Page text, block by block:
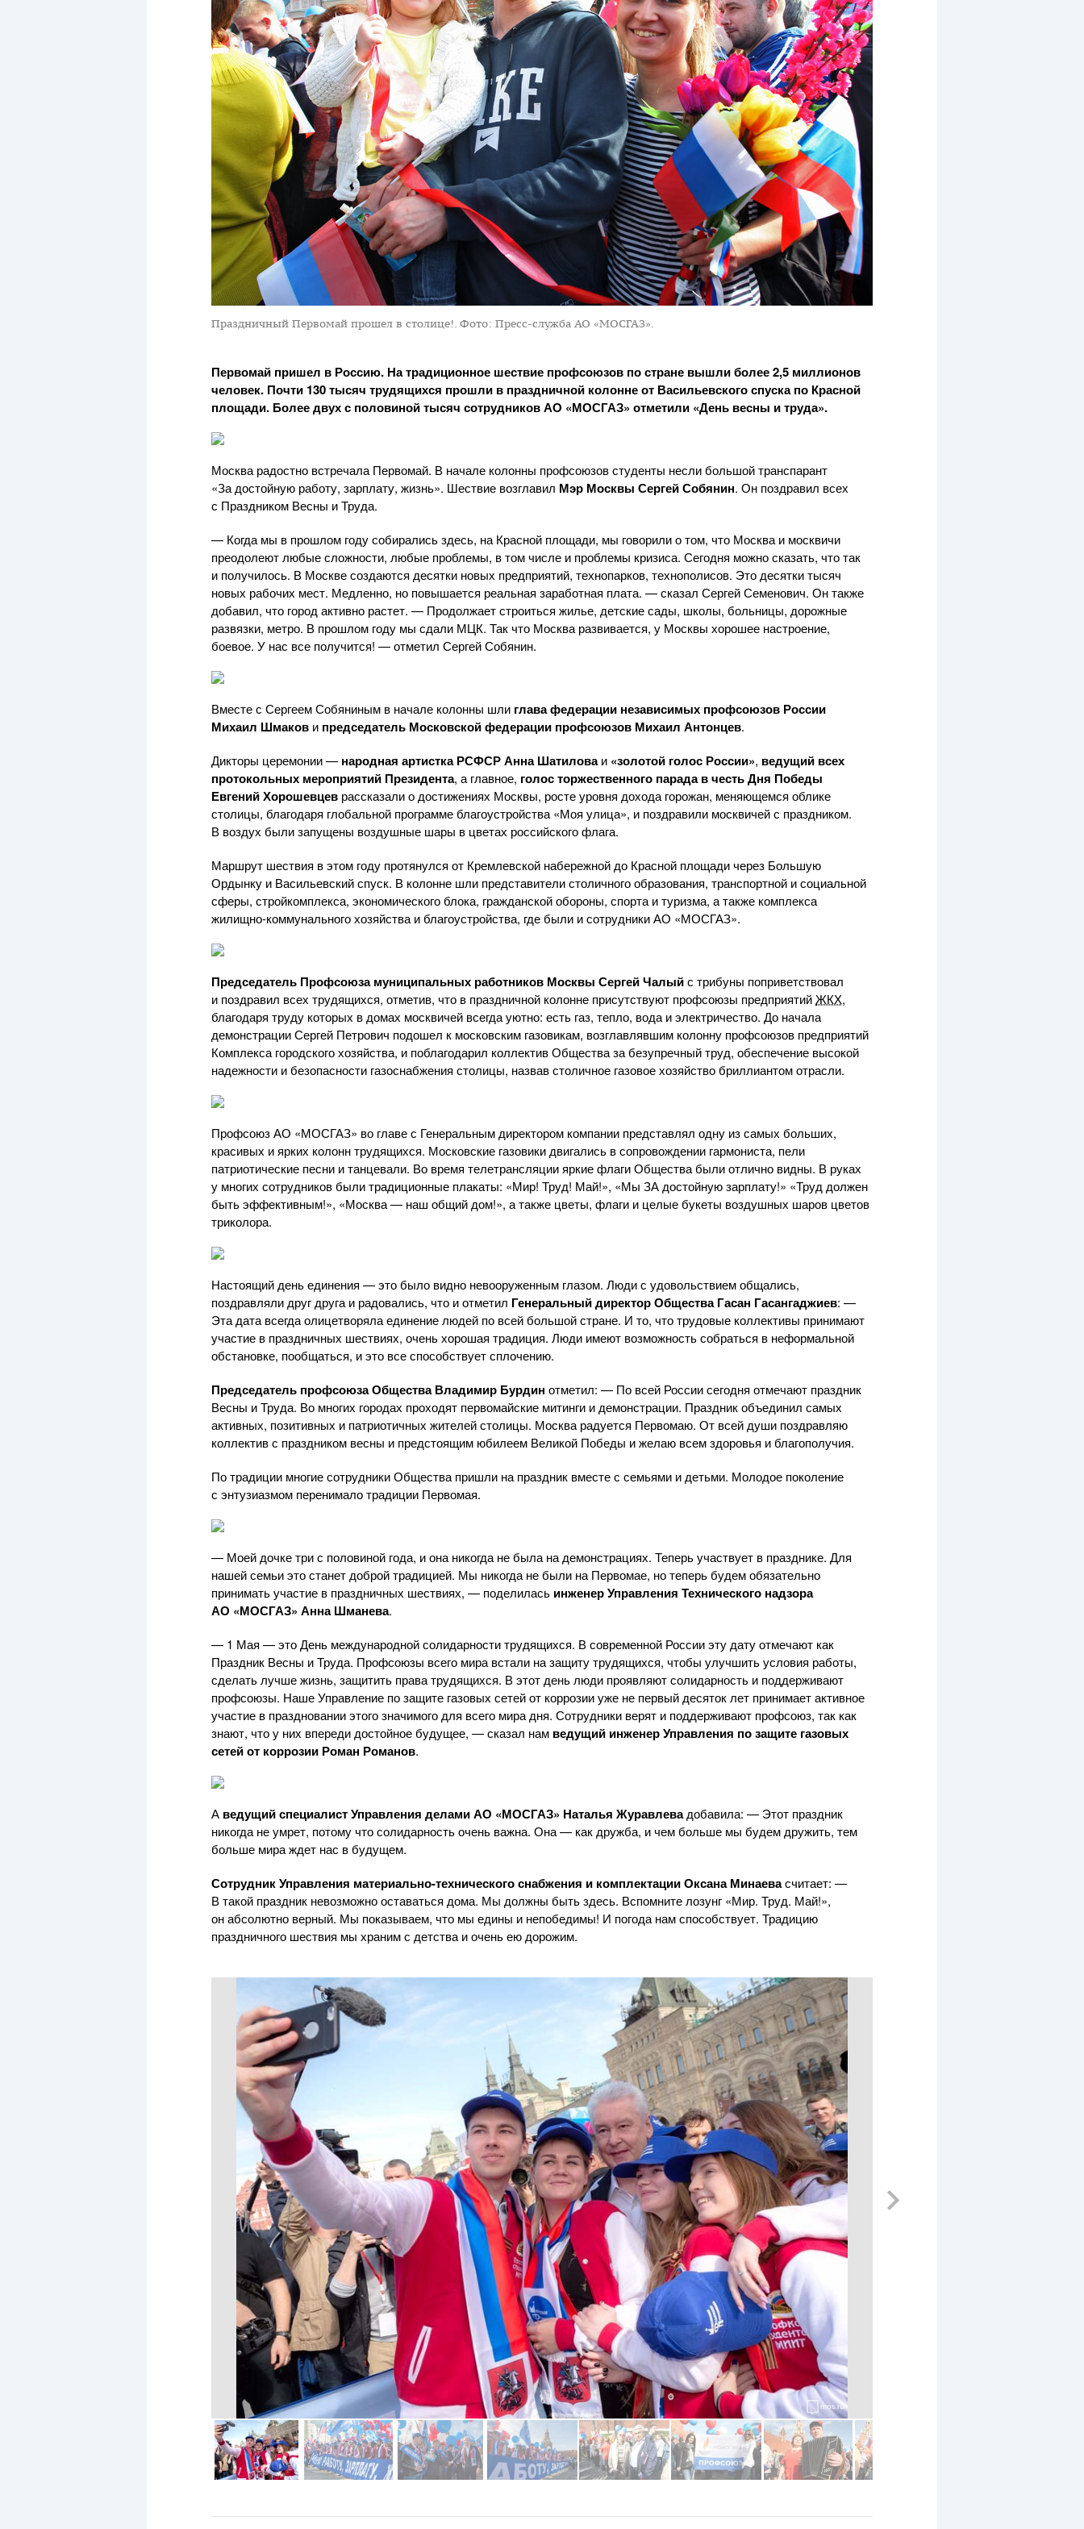
Праздничный Первомай прошел в столице!. Фото: Пресс-служба АО «МОСГАЗ».
Первомай пришел в Россию. На традиционное шествие профсоюзов по стране вышли более 2,5 миллионов
человек. Почти 130 тысяч трудящихся прошли в праздничной колонне от Васильевского спуска по Красной
площади. Более двух с половиной тысяч сотрудниковАО «МОСГАЗ» отметили «День весны и труда».
Москва радостно встречала Первомай. В начале колонны профсоюзов студенты несли большой транспарант
«За достойную работу, зарплату, жизнь». Шествие возглавил Мэр Москвы Сергей Собянин. Он поздравил всех
с Праздником Весны и Труда.
— Когда мы в прошлом году собирались здесь, на Красной площади, мы говорили о том, что Москва и москвичи
преодолеют любые сложности, любые проблемы, в том числе и проблемы кризиса. Сегодня можно сказать, что так
и получилось. В Москве создаются десятки новых предприятий, технопарков, технополисов. Это десятки тысяч
новых рабочих мест. Медленно, но повышается реальная заработная плата. — сказал Сергей Семенович. Он также
добавил, что город активно растет. — Продолжает строиться жилье, детские сады, школы, больницы, дорожные
развязки, метро. В прошлом году мы сдали МЦК. Так что Москва развивается, у Москвы хорошее настроение,
боевое. У нас все получится! — отметил Сергей Собянин.
Вместе с Сергеем Собяниным в начале колонны шли глава федерации независимых профсоюзов России
Михаил Шмаков и председатель Московской федерации профсоюзов Михаил Антонцев.
Дикторы церемонии — народная артистка РСФСР Анна Шатиловаи «золотой голос России», ведущий всех
протокольных мероприятий Президента, а главное, голос торжественного парада в честь Дня Победы
Евгений Хорошевцев рассказали о достижениях Москвы, росте уровня дохода горожан, меняющемся облике
столицы, благодаря глобальной программе благоустройства «Моя улица», и поздравили москвичей с праздником.
В воздух были запущены воздушные шары в цветах российского флага.
Маршрут шествия в этом году протянулся от Кремлевской набережной до Красной площади через Большую
Ордынку и Васильевский спуск. В колонне шли представители столичного образования, транспортной и социальной
сферы, стройкомплекса, экономического блока, гражданской обороны, спорта и туризма, а также комплекса
жилищно-коммунальногохозяйства и благоустройства, где были и сотрудникиАО «МОСГАЗ».
Председатель Профсоюза муниципальных работников Москвы Сергей Чалыйс трибуны поприветствовал
и поздравил всех трудящихся, отметив, что в праздничной колонне присутствуют профсоюзы предприятийЖКХ,
благодаря труду которых в домах москвичей всегда уютно: есть газ, тепло, вода и электричество. До начала
демонстрации Сергей Петрович подошел к московским газовикам, возглавлявшим колонну профсоюзов предприятий
Комплекса городского хозяйства, и поблагодарил коллектив Общества за безупречный труд, обеспечение высокой
надежности и безопасности газоснабжения столицы, назвав столичное газовое хозяйство бриллиантом отрасли.
ПрофсоюзАО «МОСГАЗ» во главе с Генеральным директором компании представлял одну из самых больших,
красивых и ярких колонн трудящихся. Московские газовики двигались в сопровождении гармониста, пели
патриотические песни и танцевали. Во время телетрансляции яркие флаги Общества были отлично видны. В руках
у многих сотрудников были традиционные плакаты: «Мир! Труд! Май!», «Мы ЗА достойную зарплату!» «Труд должен
быть эффективным!», «Москва — наш общий дом!», а также цветы, флаги и целые букеты воздушных шаров цветов
триколора.
Настоящий день единения — это было видно невооруженным глазом. Люди с удовольствием общались,
поздравляли друг друга и радовались, что и отметил Генеральный директор Общества Гасан Гасангаджиев: —
Эта дата всегда олицетворяла единение людей по всей большой стране. И то, что трудовые коллективы принимают
участие в праздничных шествиях, очень хорошая традиция. Люди имеют возможность собраться в неформальной
обстановке, пообщаться, и это все способствует сплочению.
Председатель профсоюза Общества Владимир Бурдин отметил: — По всей России сегодня отмечают праздник
Весны и Труда. Во многих городах проходят первомайские митинги и демонстрации. Праздник объединил самых
активных, позитивных и патриотичных жителей столицы. Москва радуется Первомаю. От всей души поздравляю
коллектив с праздником весны и предстоящим юбилеем Великой Победы и желаю всем здоровья и благополучия.
По традиции многие сотрудники Общества пришли на праздник вместе с семьями и детьми. Молодое поколение
с энтузиазмом перенимало традиции Первомая.
— Моей дочке три с половиной года, и она никогда не была на демонстрациях. Теперь участвует в празднике. Для
нашей семьи это станет доброй традицией. Мы никогда не были на Первомае, но теперь будем обязательно
принимать участие в праздничных шествиях, — поделилась инженер Управления Технического надзора
АО «МОСГАЗ» Анна Шманева.
— 1 Мая — это День международной солидарности трудящихся. В современной России эту дату отмечают как
Праздник Весны и Труда. Профсоюзы всего мира встали на защиту трудящихся, чтобы улучшить условия работы,
сделать лучше жизнь, защитить права трудящихся. В этот день люди проявляют солидарность и поддерживают
профсоюзы. Наше Управление по защите газовых сетей от коррозии уже не первый десяток лет принимает активное
участие в праздновании этого значимого для всего мира дня. Сотрудники верят и поддерживают профсоюз, так как
знают, что у них впереди достойное будущее, — сказал нам ведущий инженер Управления по защите газовых
сетей от коррозии Роман Романов.
А ведущий специалист Управления деламиАО «МОСГАЗ» Наталья Журавлевадобавила: — Этот праздник
никогда не умрет, потому что солидарность очень важна. Она — как дружба, и чем больше мы будем дружить, тем
больше мира ждет нас в будущем.
Сотрудник Управления материально-техническогоснабжения и комплектации Оксана Минаевасчитает: —
В такой праздник невозможно оставаться дома. Мы должны быть здесь. Вспомните лозунг «Мир. Труд. Май!»,
он абсолютно верный. Мы показываем, что мы едины и непобедимы! И погода нам способствует. Традицию
праздничного шествия мы храним с детства и очень ею дорожим.